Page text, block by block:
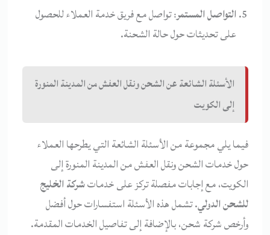
التواصل المستمر: تواصل مع فريق خدمة العملاء للحصول
على تحديثات حول حالة الشحنة.
الأسئلة الشائعة عن الشحن ونقل العفش من المدينة المنورة
إلى الكويت
فيما يلي مجموعة من الأسئلة الشائعة التي يطرحها العملاء
حول خدمات الشحن ونقل العفش من المدينة المنورة إلى
الكويت، مع إجابات مفصلة تركز على خدماتشركة الخليج
للشحن الدولي. تشمل هذه الأسئلة استفسارات حول أفضل
وأرخص شركة شحن، بالإضافة إلى تفاصيل الخدمات المقدمة.